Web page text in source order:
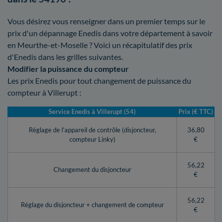
Vous désirez vous renseigner dans un premier temps sur le
prix d'un dépannage Enedis dans votre département à savoir
en Meurthe-et-Moselle ? Voici un récapitulatif des prix
d'Enedis dans les grilles suivantes.
Modifier la puissance du compteur
Les prix Enedis pour tout changement de puissance du
compteur à Villerupt :
Service Enedis à Villerupt (54) Prix (€ TTC)
Réglage de l’appareil de contrôle (disjoncteur,
compteur Linky)
36,80
€
Changement du disjoncteur
56,22
€
Réglage du disjoncteur + changement de compteur
56,22
€